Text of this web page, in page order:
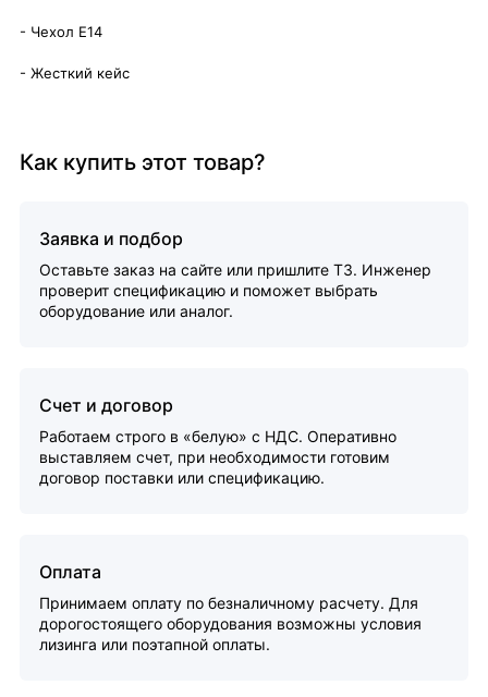
- Чехол E14
- Жесткий кейс
Как купить этот товар?
Заявка и подбор
Оставьте заказ на сайте или пришлите ТЗ. Инженер
проверит спецификацию и поможет выбрать
оборудование или аналог.
Счет и договор
Работаем строго в «белую» с НДС. Оперативно
выставляем счет, при необходимости готовим
договор поставки или спецификацию.
Оплата
Принимаем оплату по безналичному расчету. Для
дорогостоящего оборудования возможны условия
лизинга или поэтапной оплаты.